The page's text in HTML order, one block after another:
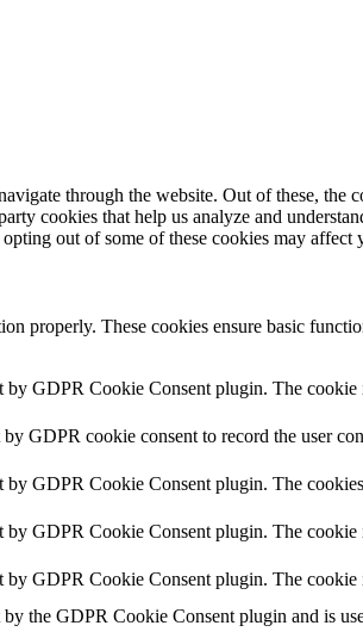
through the website. Out of these, the
cookies that help us analyze and
out of some of these cookies may affect
properly. These cookies ensure basic
by GDPR Cookie Consent plugin. The
GDPR cookie consent to record the user
by GDPR Cookie Consent plugin. The
by GDPR Cookie Consent plugin. The cookie
by GDPR Cookie Consent plugin. The
the GDPR Cookie Consent plugin and is